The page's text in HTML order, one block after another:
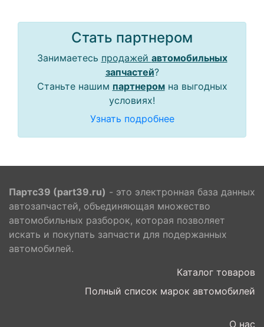
Стать партнером
Занимаетесь продажей автомобильных
запчастей?
Станьте нашим партнеромна выгодных
условиях!
Узнать подробнее
Партс39 (part39.ru) - это электронная база данных
автозапчастей, объединяющая множество
автомобильных разборок, которая позволяет
искать и покупать запчасти для подержанных
автомобилей.
Каталог товаров
Полный список марок автомобилей
О нас